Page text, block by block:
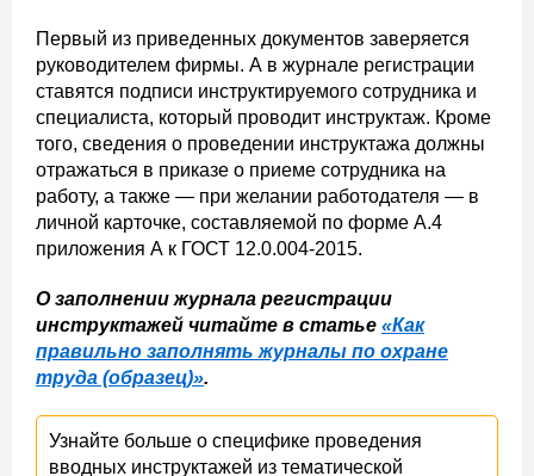
Первый из приведенных документов заверяется
руководителем фирмы. А в журнале регистрации
ставятся подписи инструктируемого сотрудника и
специалиста, который проводит инструктаж. Кроме
того, сведения о проведении инструктажа должны
отражаться в приказе о приеме сотрудника на
работу, а также — при желании работодателя — в
личной карточке, составляемой по форме А.4
приложения А к ГОСТ 12.0.004-2015.
О заполнении журнала регистрации
инструктажей читайте в статье «Как
правильно заполнять журналы по охране
труда (образец)».
Узнайте больше о специфике проведения
вводных инструктажей из тематической